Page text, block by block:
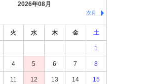
2026年08月
次月
火 水 木 金 土
1
4 5 6 7 8
11 12 13 14 15